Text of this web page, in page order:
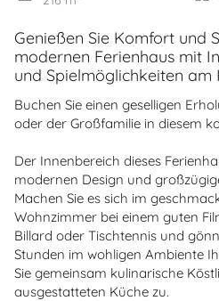
Genießen Sie Komfort und
modernen Ferienhaus mit
und Spielmöglichkeiten am
Buchen Sie einen geselligen
oder der Großfamilie in diesem
Der Innenbereich dieses
modernen Design und
Machen Sie es sich im
Wohnzimmer bei einem guten
Billard oder Tischtennis und
Stunden im wohligen Ambiente
Sie gemeinsam kulinarische
ausgestatteten Küche zu.